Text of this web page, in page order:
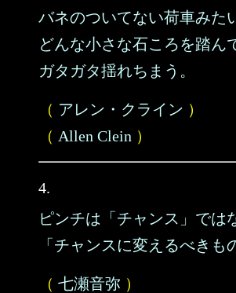
バネのついてない荷車みた
どんな小さな石ころを踏ん
ガタガタ揺れちまう。
（ アレン・クライン ）
（ Allen Clein ）
4.
ピンチは「チャンス」では
「チャンスに変えるべきも
（ 七瀬音弥 ）